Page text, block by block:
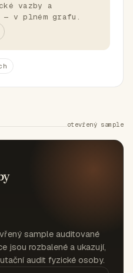
vazby a
v plném grafu.
otevřený sample
sample auditované
jsou rozbalené a ukazují,
audit fyzické osoby.